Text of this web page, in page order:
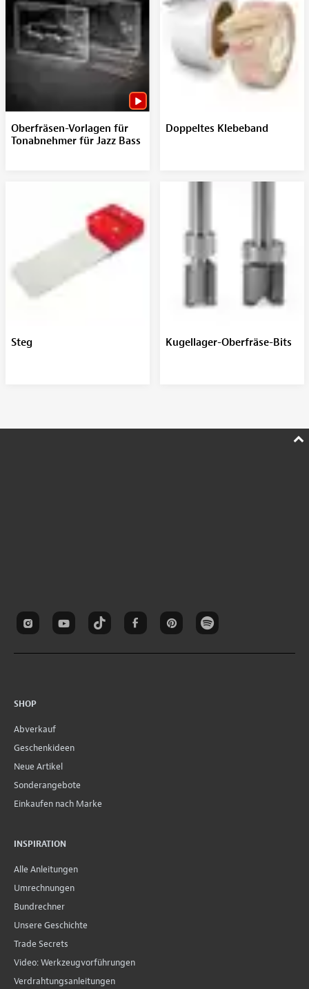
Oberfräsen-Vorlagen für
Tonabnehmer für Jazz Bass
Doppeltes Klebeband
Steg Kugellager-Oberfräse-Bits
SHOP
Abverkauf
Geschenkideen
Neue Artikel
Sonderangebote
Einkaufen nach Marke
INSPIRATION
Alle Anleitungen
Umrechnungen
Bundrechner
Unsere Geschichte
Trade Secrets
Video: Werkzeugvorführungen
Verdrahtungsanleitungen